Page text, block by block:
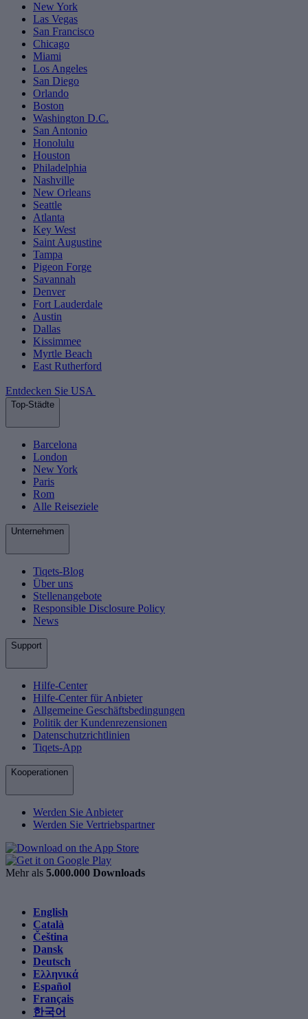
New York
Las Vegas
San Francisco
Chicago
Miami
Los Angeles
San Diego
Orlando
Boston
Washington D.C.
San Antonio
Honolulu
Houston
Philadelphia
Nashville
New Orleans
Seattle
Atlanta
Key West
Saint Augustine
Tampa
Pigeon Forge
Savannah
Denver
Fort Lauderdale
Austin
Dallas
Kissimmee
Myrtle Beach
East Rutherford
Entdecken Sie USA
Top-Städte
Barcelona
London
New York
Paris
Rom
Alle Reiseziele
Unternehmen
Tiqets-Blog
Über uns
Stellenangebote
Responsible Disclosure Policy
News
Support
Hilfe-Center
Hilfe-Center für Anbieter
Allgemeine Geschäftsbedingungen
Politik der Kundenrezensionen
Datenschutzrichtlinien
Tiqets-App
Kooperationen
Werden Sie Anbieter
Werden Sie Vertriebspartner
Mehr als 5.000.000 Downloads
English
Català
Čeština
Dansk
Deutsch
Ελληνικά
Español
Français
한국어